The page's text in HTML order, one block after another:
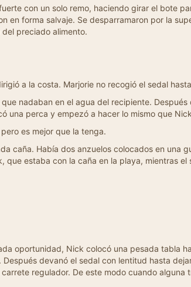
con un solo remo, haciendo girar el bote
en forma salvaje. Se desparramaron por la
preciado alimento.
a la costa. Marjorie no recogió el sedal
nadaban en el agua del recipiente.
una perca y empezó a hacer lo mismo que
es mejor que la tenga.
caña. Había dos anzuelos colocados en una
estaba con la caña en la playa, mientras el
oportunidad, Nick colocó una pesada tabla
devanó el sedal con lentitud hasta
regulador. De este modo cuando alguna